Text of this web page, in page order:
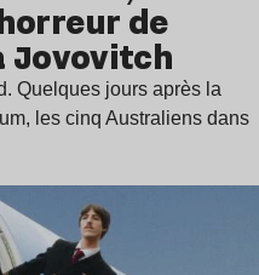
de
Jovovitch
Quelques jours après la
les cinq Australiens dans